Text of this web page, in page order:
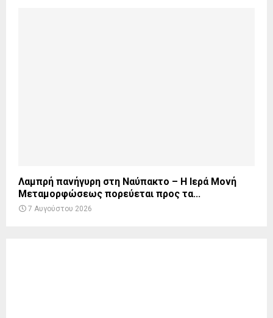
Λαμπρή πανήγυρη στη Ναύπακτο – Η Ιερά Μονή
Μεταμορφώσεως πορεύεται προς τα...
7 Αυγούστου 2026